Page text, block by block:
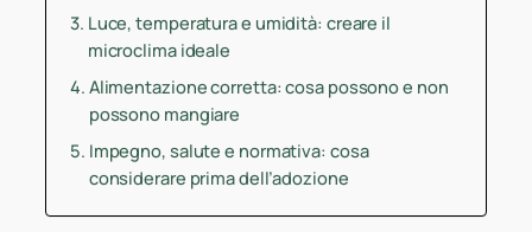
Luce, temperatura e umidità: creare il
microclima ideale
Alimentazione corretta: cosa possono e non
possono mangiare
Impegno, salute e normativa: cosa
considerare prima dell’adozione